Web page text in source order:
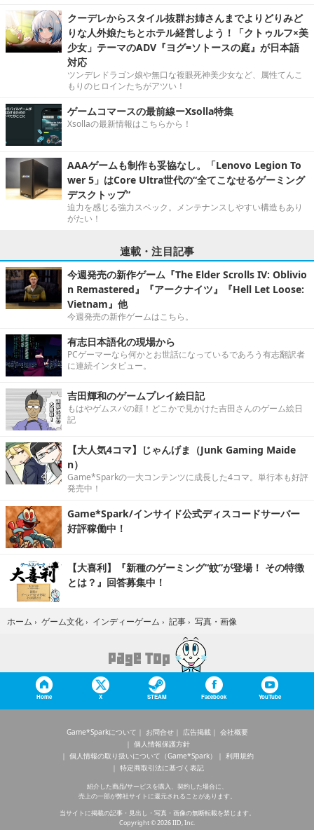
クーデレからスタイル抜群お姉さんまでよりどりみど
りな人外娘たちとホテル経営しよう！「クトゥルフ×美
少女」テーマのADV『ヨグ=ソトースの庭』が日本語
対応
ツンデレドラゴン娘や無口な複眼死神美少女など、属性てんこ
もりのヒロインたちがアツい！
ゲームコマースの最前線ーXsolla特集
Xsollaの最新情報はこちらから！
AAAゲームも制作も妥協なし。「Lenovo Legion To
wer 5」はCore Ultra世代の“全てこなせるゲーミング
デスクトップ”
迫力を感じる強力スペック。メンテナンスしやすい構造もあり
がたい！
連載・注目記事
今週発売の新作ゲーム『The Elder Scrolls IV: Oblivio
n Remastered』『アークナイツ』『Hell Let Loose:
Vietnam』他
今週発売の新作ゲームはこちら。
有志日本語化の現場から
PCゲーマーなら何かとお世話になっているであろう有志翻訳者
に連続インタビュー。
吉田輝和のゲームプレイ絵日記
もはやゲムスパの顔！どこかで見かけた吉田さんのゲーム絵日
記
【大人気4コマ】じゃんげま（Junk Gaming Maide
n）
Game*Sparkの一大コンテンツに成長した4コマ。単行本も好評
発売中！
Game*Spark/インサイド公式ディスコードサーバー
好評稼働中！
【大喜利】『新種のゲーミング“蚊”が登場！ その特徴
とは？』回答募集中！
ホーム › ゲーム文化 › インディーゲーム › 記事 › 写真・画像
Home X STEAM Facebook YouTube
Game*Sparkについて お問合せ 広告掲載
会社概要
個人情報保護方針
個人情報の取り扱いについて（Game*Spark）
利用規約
特定商取引法に基づく表記
紹介した商品/サービスを購入、契約した場合に、
売上の一部が弊社サイトに還元されることがあります。
当サイトに掲載の記事・見出し・写真・画像の無断転載を禁じます。
Copyright © 2026 IID, Inc.